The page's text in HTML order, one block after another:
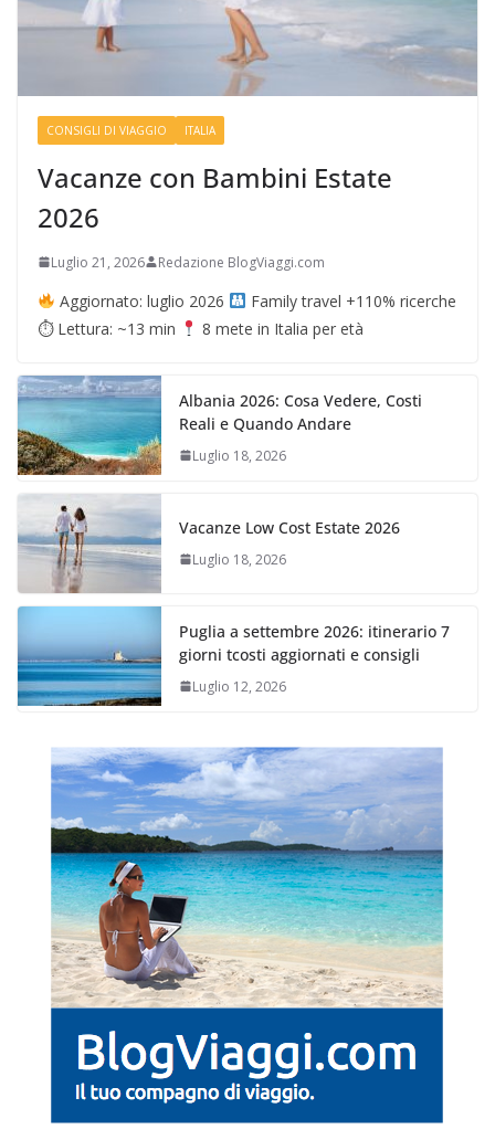
CONSIGLI DI VIAGGIO ITALIA
Vacanze con Bambini Estate
2026
Luglio 21, 2026 Redazione BlogViaggi.com
Aggiornato: luglio 2026
Family travel +110% ricerche
⏱ Lettura: ~13 min
8 mete in Italia per età
Albania 2026: Cosa Vedere, Costi
Reali e Quando Andare
Luglio 18, 2026
Vacanze Low Cost Estate 2026
Luglio 18, 2026
Puglia a settembre 2026: itinerario 7
giorni tcosti aggiornati e consigli
Luglio 12, 2026